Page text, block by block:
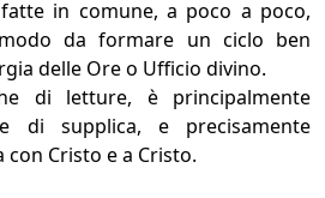
in comune, a poco a poco,
da formare un ciclo ben
delle Ore o Ufficio divino.
di letture, è principalmente
di supplica, e precisamente
con Cristo e a Cristo.